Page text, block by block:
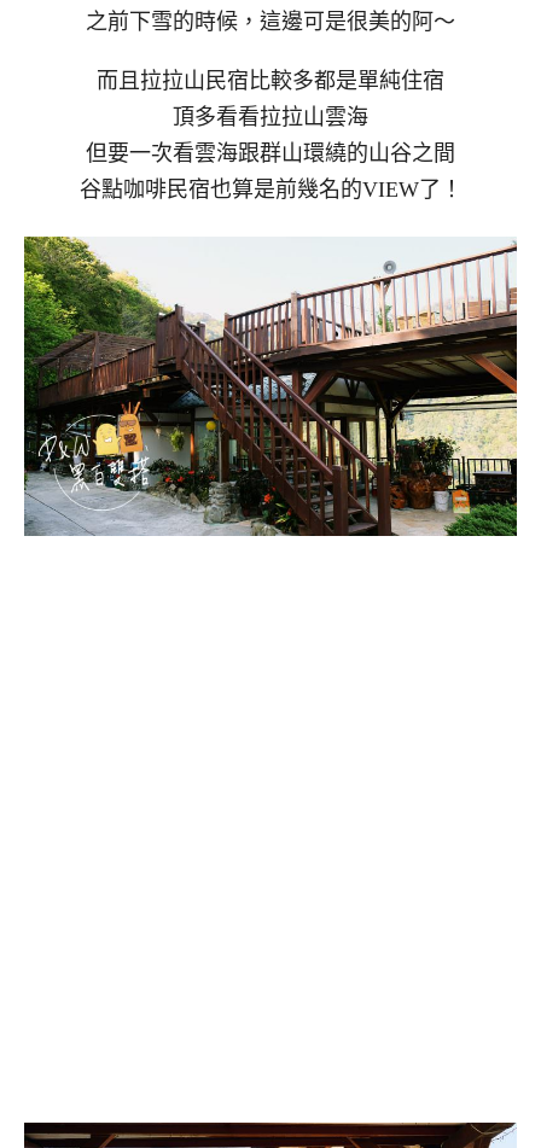
之前下雪的時候，這邊可是很美的阿～
而且拉拉山民宿比較多都是單純住宿
頂多看看拉拉山雲海
但要一次看雲海跟群山環繞的山谷之間
谷點咖啡民宿也算是前幾名的VIEW了！